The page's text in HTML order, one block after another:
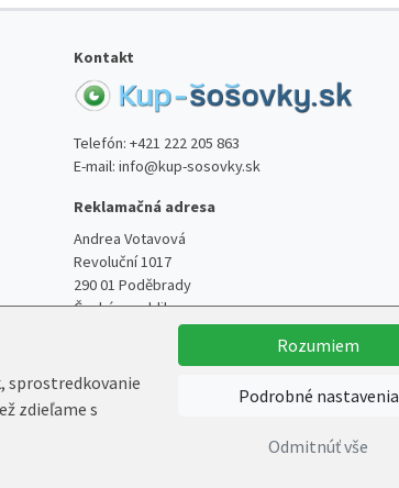
Kontakt
Telefón: +421 222 205 863
E-mail: info@kup-sosovky.sk
Reklamačná adresa
Andrea Votavová
Revoluční 1017
290 01 Poděbrady
Česká republika
sprostredkovanie
zdieľame s
Rozumiem
Podrobné nastavenia
Odmitnúť vše